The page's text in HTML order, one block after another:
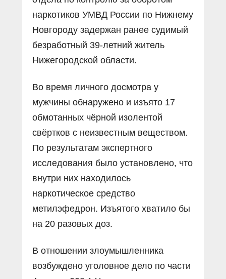
наркотиков УМВД России по Нижнему
Новгороду задержан ранее судимый
безработный 39-летний житель
Нижегородской области.
Во время личного досмотра у
мужчины обнаружено и изъято 17
обмотанных чёрной изолентой
свёртков с неизвестным веществом.
По результатам экспертного
исследования было установлено, что
внутри них находилось
наркотическое средство
метилэфедрон. Изъятого хватило бы
на 20 разовых доз.
В отношении злоумышленника
возбуждено уголовное дело по части